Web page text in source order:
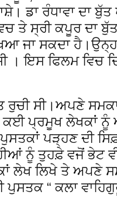
ਡਾ ਰੰਧਾਵਾ ਦਾ ਬੁੱਤ
ਤੇ ਸ੍ਰੀ ਕਪੂਰ ਦਾ
ਜਾ ਸਕਦਾ
। ਇਸ ਫਿਲਮ ਵਿਚ
ਰੁਚੀ ਸੀ।ਅਪਣੇ
ਕਈ ਪ੍ਰਮੂਖ ਲੇਖਕਾਂ
ਪੜ੍ਹਣ ਦੀ
ਨੂੰ ਤੁਹਫ਼ੇ ਵਜੋਂ ਭੇਟ
ਲੇਖ ਲਿਖੇ ਤੇ ਅਪਣੇ
ਪੁਸਤਕ “ ਕਲਾ